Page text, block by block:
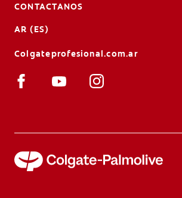
CONTACTANOS
AR (ES)
Colgateprofesional.com.ar